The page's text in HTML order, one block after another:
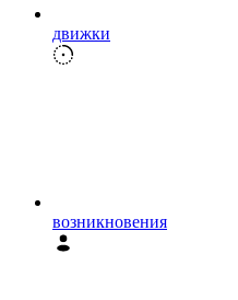
движки
возникновения